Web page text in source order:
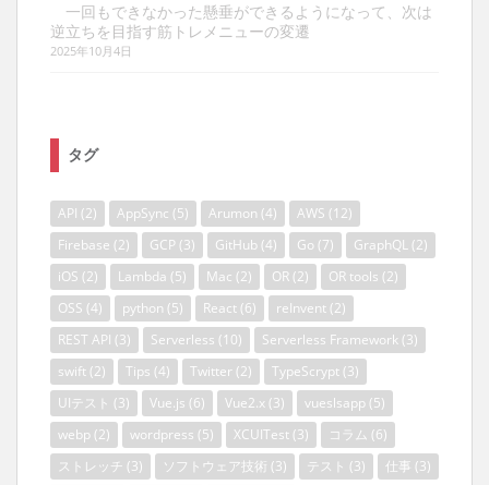
一回もできなかった懸垂ができるようになって、次は
逆立ちを目指す筋トレメニューの変遷
2025年10月4日
タグ
API (2) AppSync (5) Arumon (4) AWS (12)
Firebase (2) GCP (3) GitHub (4) Go (7) GraphQL (2)
iOS (2) Lambda (5) Mac (2) OR (2) OR tools (2)
OSS (4) python (5) React (6) reInvent (2)
REST API (3) Serverless (10) Serverless Framework (3)
swift (2) Tips (4) Twitter (2) TypeScrypt (3)
UIテスト (3) Vue.js (6) Vue2.x (3) vueslsapp (5)
webp (2) wordpress (5) XCUITest (3) コラム (6)
ストレッチ (3) ソフトウェア技術 (3) テスト (3) 仕事 (3)